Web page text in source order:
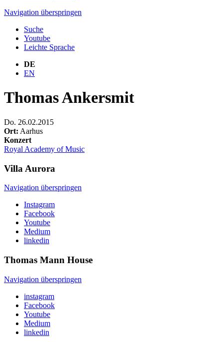
Navigation überspringen
Suche
Youtube
Leichte Sprache
DE
EN
Thomas Ankersmit
Do. 26.02.2015
Ort: Aarhus
Konzert
Royal Academy of Music
Villa Aurora
Navigation überspringen
Instagram
Facebook
Youtube
Medium
linkedin
Thomas Mann House
Navigation überspringen
instagram
Facebook
Youtube
Medium
linkedin